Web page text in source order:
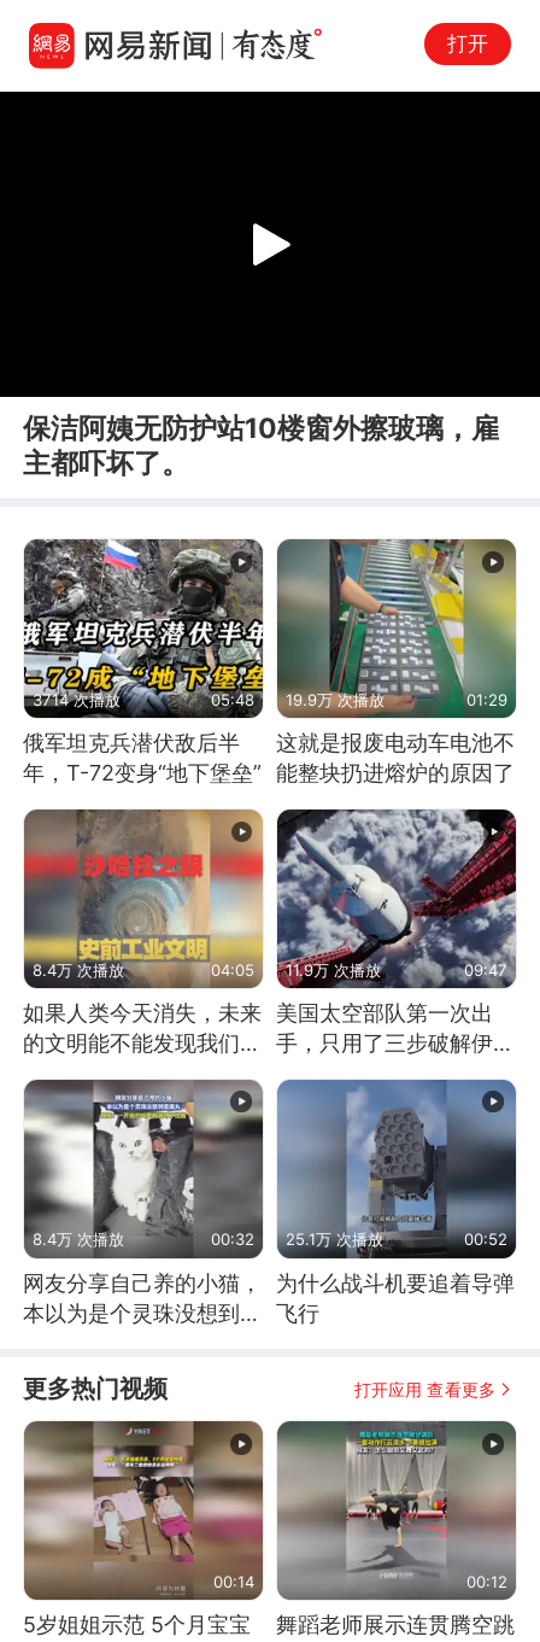
打开
Play
保洁阿姨无防护站10楼窗外擦玻璃，雇
主都吓坏了。
3714 次播放 05:48
俄军坦克兵潜伏敌后半
年，T-72变身“地下堡垒”
19.9万 次播放 01:29
这就是报废电动车电池不
能整块扔进熔炉的原因了
8.4万 次播放 04:05
如果人类今天消失，未来
的文明能不能发现我们存
11.9万 次播放 09:47
美国太空部队第一次出
手，只用了三步破解伊朗
8.4万 次播放 00:32
网友分享自己养的小猫，
本以为是个灵珠没想到是
25.1万 次播放 00:52
为什么战斗机要追着导弹
飞行
更多热门视频 打开应用 查看更多
00:14
5岁姐姐示范 5个月宝宝
00:12
舞蹈老师展示连贯腾空跳